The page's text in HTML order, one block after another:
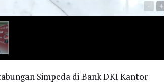
- +
Simpeda di Bank DKI Kantor